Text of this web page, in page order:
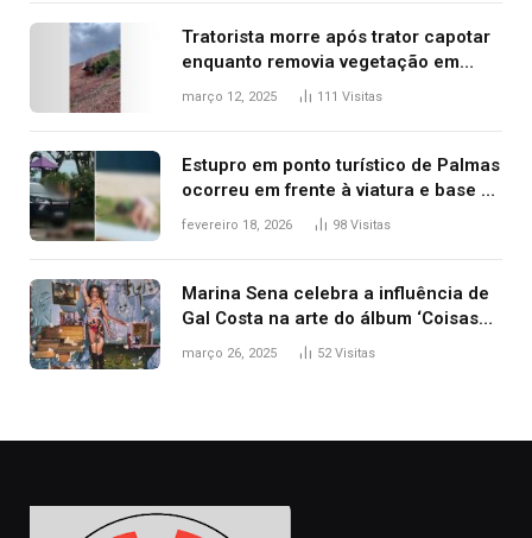
Tratorista morre após trator capotar
enquanto removia vegetação em
ribanceira de rodovia
março 12, 2025 111 Visitas
Estupro em ponto turístico de Palmas
ocorreu em frente à viatura e base de
segurança; polícia investiga
fevereiro 18, 2026 98 Visitas
Marina Sena celebra a influência de
Gal Costa na arte do álbum ‘Coisas
naturais’
março 26, 2025 52Visitas